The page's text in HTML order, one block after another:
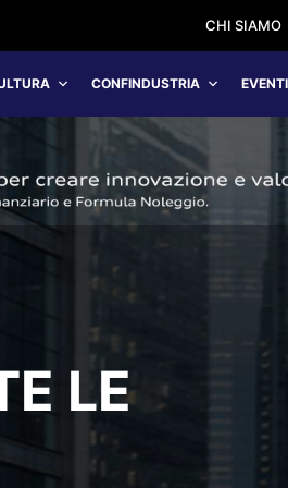
CHI SIAMO
CONFINDUSTRIA EVENTI
LE